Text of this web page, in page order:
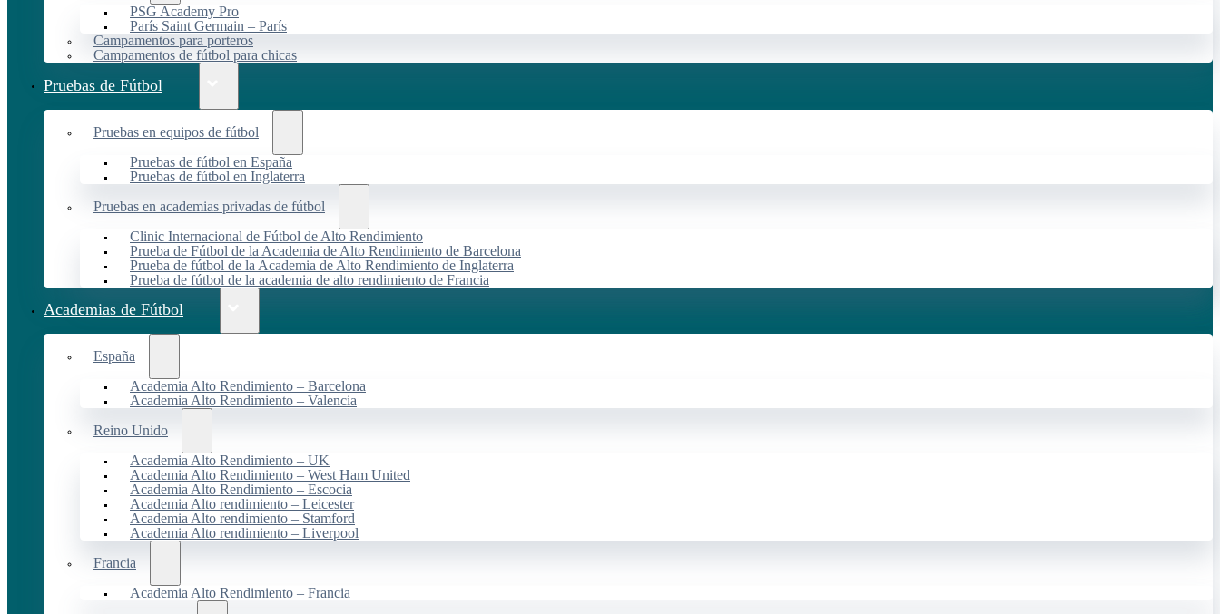
PSG Academy Pro
París Saint Germain – París
Campamentos para porteros
Campamentos de fútbol para chicas
Pruebas de Fútbol
Pruebas en equipos de fútbol
Pruebas de fútbol en España
Pruebas de fútbol en Inglaterra
Pruebas en academias privadas de fútbol
Clinic Internacional de Fútbol de Alto Rendimiento
Prueba de Fútbol de la Academia de Alto Rendimiento de Barcelona
Prueba de fútbol de la Academia de Alto Rendimiento de Inglaterra
Prueba de fútbol de la academia de alto rendimiento de Francia
Academias de Fútbol
España
Academia Alto Rendimiento – Barcelona
Academia Alto Rendimiento – Valencia
Reino Unido
Academia Alto Rendimiento – UK
Academia Alto Rendimiento – West Ham United
Academia Alto Rendimiento – Escocia
Academia Alto rendimiento – Leicester
Academia Alto rendimiento – Stamford
Academia Alto rendimiento – Liverpool
Francia
Academia Alto Rendimiento – Francia